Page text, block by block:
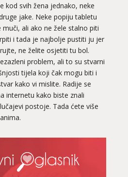
kod svih žena jednako, neke
jake. Neke popiju tabletu
ali ako ne žele stalno piti
i tada je najbolje pustiti ju jer
ne želite osjetiti tu bol.
problem, ali to su stvarni
tijela koji čak mogu biti i
kako vi mislite. Radije se
internetu kako biste znali
postoje. Tada ćete više